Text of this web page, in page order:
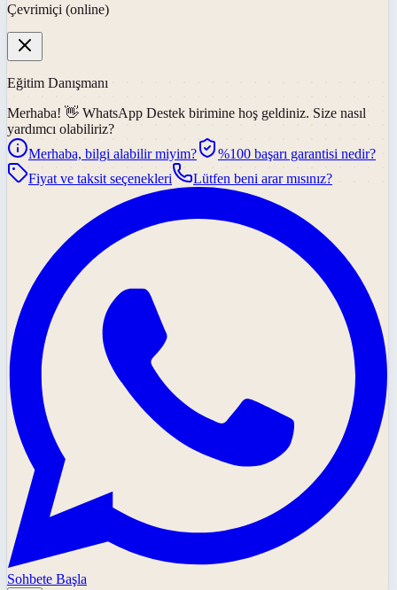
Çevrimiçi (online)
Eğitim Danışmanı
Merhaba! 👋 WhatsApp Destek birimine hoş geldiniz. Size nasıl
yardımcı olabiliriz?
Merhaba, bilgi alabilir miyim?
%100 başarı garantisi nedir?
Fiyat ve taksit seçenekleri
Lütfen beni arar mısınız?
Sohbete Başla